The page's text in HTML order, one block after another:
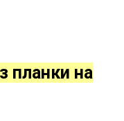
планки на